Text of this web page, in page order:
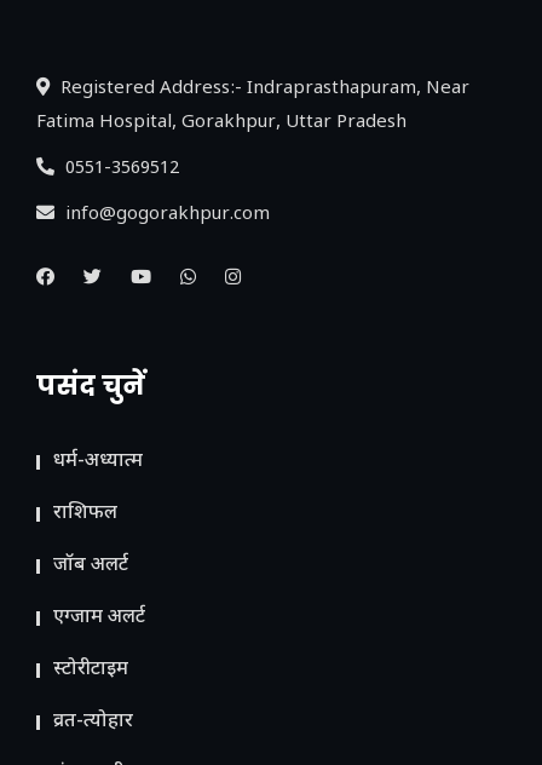
Registered Address:- Indraprasthapuram, Near
Fatima Hospital, Gorakhpur, Uttar Pradesh
0551-3569512
info@gogorakhpur.com
पसंद चुनें
धर्म-अध्यात्म
राशिफल
जॉब अलर्ट
एग्जाम अलर्ट
स्टोरीटाइम
व्रत-त्योहार